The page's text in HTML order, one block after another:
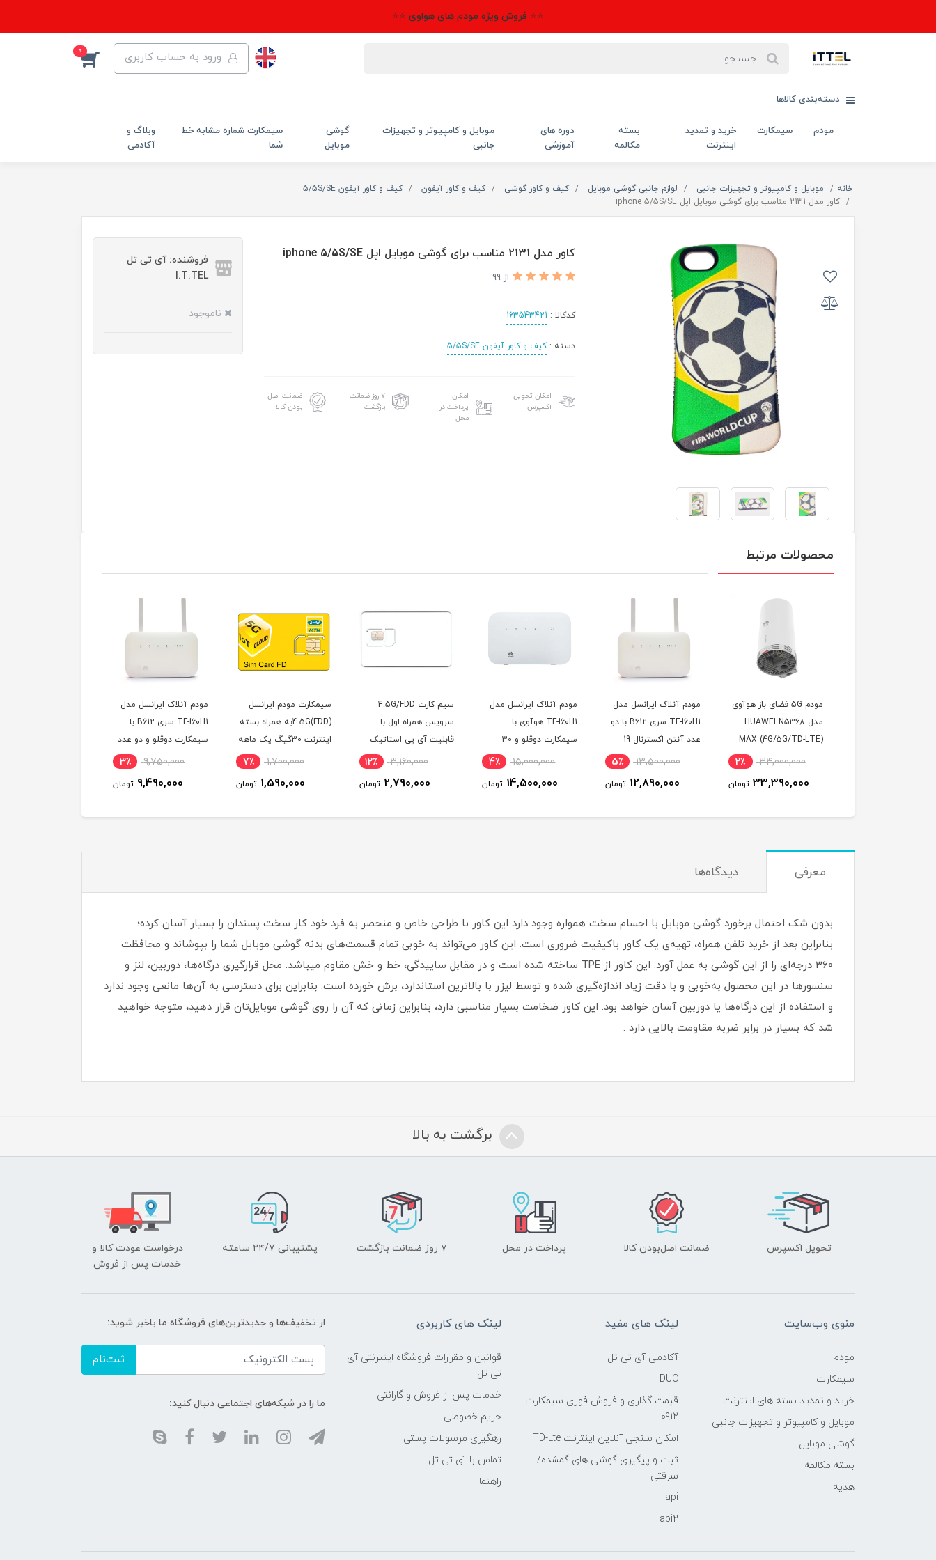
⭐⭐ فروش ویژه مودم های هواوی ⭐⭐
ورود به حساب کاربری 0
دسته‌بندی کالاها
مودم سیمکارت
خرید و تمدید
اینترنت
بسته
مکالمه
دوره های
آموزشی
موبایل و کامپیوتر و تجهیزات
جانبی
گوشی
موبایل
سیمکارت شماره مشابه خط
شما
وبلاگ و
آکادمی
خانه موبایل و کامپیوتر و تجهیزات جانبی لوازم جانبی گوشی موبایل کیف و کاور گوشی کیف و کاور آیفون
کیف و کاور آیفون 5/5S/SE
کاور مدل 2131 مناسب برای گوشی موبایل اپل iphone 5/5S/SE
کاور مدل 2131 مناسب برای گوشی موبایل اپل iphone 5/5S/SE
از 99
کدکالا : 163543421
دسته :کیف و کاور آیفون 5/5S/SE
امکان تحویل
اکسپرس
امکان
پرداخت در
محل
۷ روز ضمانت
بازگشت
ضمانت اصل
بودن کالا
فروشنده: آی تی تل
I.T.TEL
ناموجود
محصولات مرتبط
مودم 5G فضای باز هوآوی
مدل HUAWEI N5368
MAX (4G/5G/TD-LTE)
34,000,000 2٪
33,390,000 تومان
مودم آنلاک ایرانسل مدل
TF-i60H1 سری B612 با دو
عدد آنتن اکسترنال 19
دسی بل13,500,000 5٪
12,890,000 تومان
مودم آنلاک ایرانسل مدل
TF-i60H1 هوآوی با
سیمکارت دوقلو و 30
گیگ اینترنت یک ماهه
15,000,000 4٪
14,500,000 تومان
سیم کارت 4.5G/FDD
سرویس همراه اول با
قابلیت آی پی استاتیک
(مخصوص مودم )
3,160,000 12٪
2,790,000 تومان
سیمکارت مودم ایرانسل
4.5G(FDD)به همراه بسته
اینترنت 30گیگ یک ماهه
(مخصوص مودم )
1,700,000 7٪
1,590,000 تومان
مودم آنلاک ایرانسل مدل
TF-i60H1 سری B612 با
سیمکارت دوقلو و دو عدد
آنتن اکسترنال 19 دسی بل9,750,000 3٪
9,490,000 تومان
معرفی دیدگاه‌ها
بدون شک احتمال برخورد گوشی موبایل با اجسام سخت همواره وجود دارد این کاور با طراحی خاص و منحصر به فرد خود کار سخت پسندان را بسیار آسان کرده؛
بنابراین بعد از خرید تلفن همراه، تهیه‌ی یک کاور با‌کیفیت ضروری است‏.‏ این کاور می‌تواند به خوبی تمام قسمت‌های بدنه گوشی موبایل شما را بپوشاند و محافظت
360 درجه‌ای را از این گوشی به عمل آورد‏.‏ این کاور از TPE ساخته شده است و در مقابل ساییدگی، خط و خش مقاوم میباشد.‏ محل قرارگیری درگاه‌ها، دوربین، لنز و
سنسورها در این محصول به‌خوبی و با دقت زیاد اندازه‌گیری شده و توسط لیزر با بالاترین استاندارد، برش خورده است‏.‏ بنابراین برای دسترسی به آن‌ها مانعی وجود ندارد
و استفاده از این درگاه‌ها یا دوربین آسان خواهد بود‏.‏ این کاور ضخامت بسیار مناسبی دارد، بنابراین زمانی که آن را روی گوشی موبایل‌تان قرار دهید، متوجه خواهید
شد که بسیار در برابر ضربه مقاومت بالایی دارد .
برگشت به بالا
تحویل اکسپرس ضمانت اصل‌بودن کالا پرداخت در محل ۷ روز ضمانت بازگشت پشتیبانی ۲۴/7 ساعته
درخواست عودت کالا و
خدمات پس از فروش
منوی وب‌سایت
مودم
سیمکارت
خرید و تمدید بسته های اینترنت
موبایل و کامپیوتر و تجهیزات جانبی
گوشی موبایل
بسته مکالمه
هدیه
لینک های مفید
آکادمی آی تی تل
DUC
قیمت گذاری و فروش فوری سیمکارت
0912
امکان سنجی آنلاین اینترنت TD-Lte
ثبت و پیگیری گوشی های گمشده/
سرقتی
api
api2
لینک های کاربردی
قوانین و مقررات فروشگاه اینترنتی آی
تی تل
خدمات پس از فروش و گارانتی
حریم خصوصی
رهگیری مرسولات پستی
تماس با آی تی تل
راهنما
از تخفیف‌ها و جدیدترین‌های فروشگاه ما باخبر شوید:
ثبت‌نام
ما را در شبکه‌های اجتماعی دنبال کنید: